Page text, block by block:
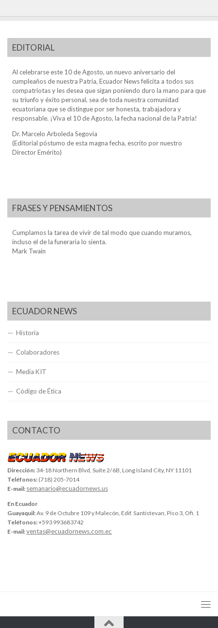
EDITORIAL
Al celebrarse este 10 de Agosto, un nuevo aniversario del
cumpleaños de nuestra Patria, Ecuador News felicita a todos sus
compatriotas y les desea que sigan poniendo duro la mano para que
su triunfo y éxito personal, sea de toda nuestra comunidad
ecuatoriana que se distingue por ser honesta, trabajadora y
responsable. ¡Viva el 10 de Agosto, la fecha nacional de la Patria!
Dr. Marcelo Arboleda Segovia
(Editorial póstumo de esta magna fecha, escrito por nuestro
Director Emérito)
FRASES Y PENSAMIENTOS
Cumplamos la tarea de vivir de tal modo que cuando muramos,
incluso el de la funeraria lo sienta.
Mark Twain
ECUADOR NEWS
Historia
Colaboradores
Media KIT
Código de Ética
CONTACTO
Dirección: 34-18 Northern Blvd, Suite 2/6B, Long Island City, NY 11101
Teléfonos: (718) 205-7014
E-mail: semanario@ecuadornews.us
En Ecuador
Guayaquil:Av. 9 de Octubre 109 y Malecón, Edif. Santistevan, Piso 3, Ofi. 1
Teléfonos:+593 993683742
E-mail:ventas@ecuadornews.com.ec